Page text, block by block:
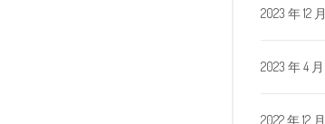
2023 年 12 月
2023 年 4 月
2022 年 12 月